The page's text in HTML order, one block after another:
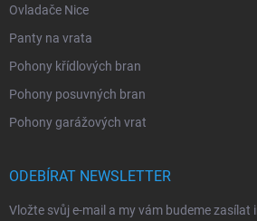
Ovladače Nice
Panty na vrata
Pohony křídlových bran
Pohony posuvných bran
Pohony garážových vrat
ODEBÍRAT NEWSLETTER
Vložte svůj e-mail a my vám budeme zasílat